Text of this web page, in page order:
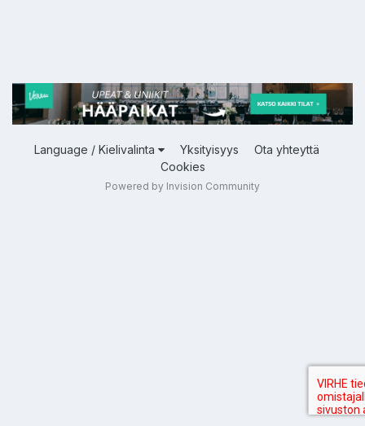
Language / Kielivalinta Yksityisyys
Ota yhteyttä
Cookies
Powered by Invision Community